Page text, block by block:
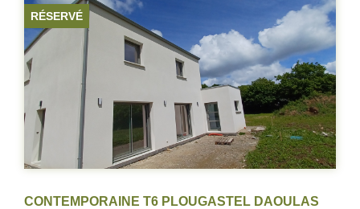
RÉSERVÉ
CONTEMPORAINE T6 PLOUGASTEL DAOULAS